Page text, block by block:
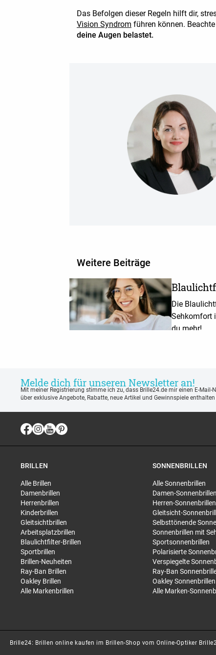
Das Befolgen dieser Regeln hilft dir,
Vision Syndrom führen können.
deine Augen belastet.
Weitere Beiträge
Die
Sehkomfort
du mehr!
Melde dich für unseren Newsletter an!
Mit meiner Registrierung stimme ich zu, dass Brille24.de mir einen E-Mail-
über exklusive Angebote, Rabatte, neue Artikel und Gewinnspiele
BRILLEN
Alle Brillen
Damenbrillen
Herrenbrillen
Kinderbrillen
Gleitsichtbrillen
Arbeitsplatzbrillen
Blaulichtfilter-Brillen
Sportbrillen
Brillen-Neuheiten
Ray-Ban Brillen
Oakley Brillen
Alle Markenbrillen
SONNENBRILLEN
Alle Sonnenbrillen
Damen-Sonnenbrillen
Herren-Sonnenbrillen
Gleitsicht-
Selbsttönende
Sonnenbrillen mit
Sportsonnenbrillen
Polarisierte
Verspiegelte
Ray-Ban
Oakley Sonnenbrillen
Alle Marken-
Brille24: Brillen online kaufen im Brillen-Shop vom Online-Optiker